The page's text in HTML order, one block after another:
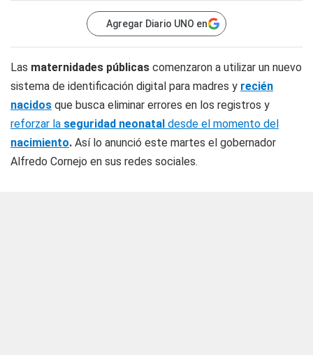
Agregar Diario UNO en
Las maternidades públicas comenzaron a utilizar un nuevo
sistema de identificación digital para madres y recién
nacidos que busca eliminar errores en los registros y
reforzar la seguridad neonatal desde el momento del
nacimiento. Así lo anunció este martes el gobernador
Alfredo Cornejo en sus redes sociales.